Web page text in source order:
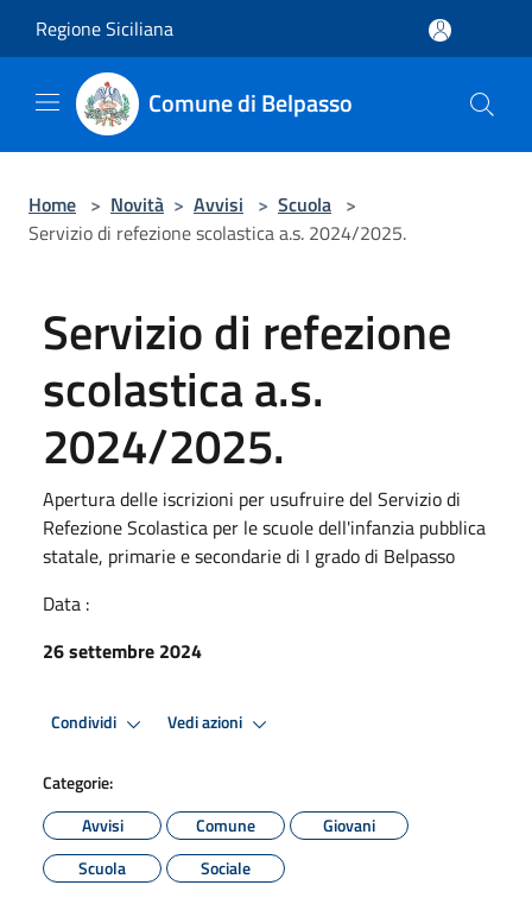
Regione Siciliana
Comune di Belpasso
Home > Novità > Avvisi > Scuola >
Servizio di refezione scolastica a.s. 2024/2025.
Servizio di refezione
scolastica a.s.
2024/2025.
Apertura delle iscrizioni per usufruire del Servizio di
Refezione Scolastica per le scuole dell'infanzia pubblica
statale, primarie e secondarie di I grado di Belpasso
Data :
26 settembre 2024
Condividi Vedi azioni
Categorie:
Avvisi
Comune
Giovani
Scuola
Sociale